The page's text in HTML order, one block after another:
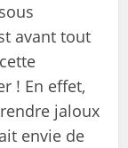
avant tout
! En effet,
jaloux
envie de